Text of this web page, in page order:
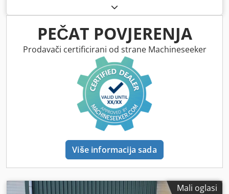
PEČAT POVJERENJA
Prodavači certificirani od strane Machineseeker
Više informacija sada
Mali oglasi